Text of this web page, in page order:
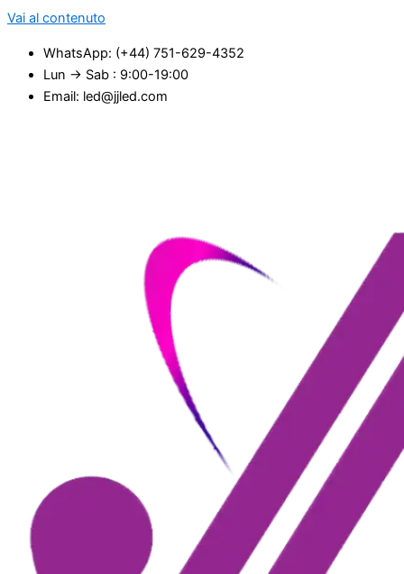
Vai al contenuto
WhatsApp: (+44) 751-629-4352
Lun → Sab : 9:00-19:00
Email: led@jjled.com